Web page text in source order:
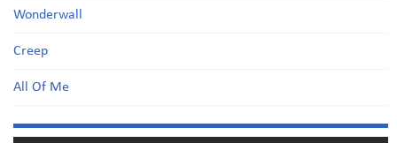
Wonderwall
Creep
All Of Me